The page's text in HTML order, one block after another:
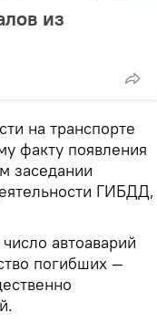
из
на транспорте
факту появления
заседании
ГИБДД,
автоаварий
погибших —